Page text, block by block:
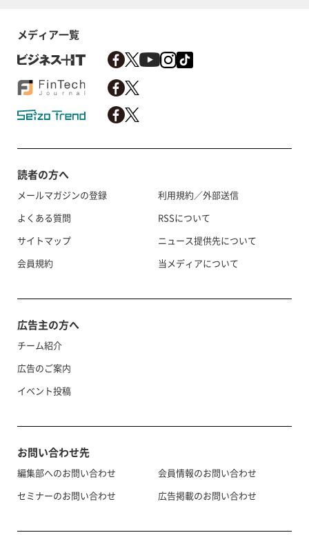
メディア一覧
読者の方へ
メールマガジンの登録
よくある質問
サイトマップ
会員規約
利用規約／外部送信
RSSについて
ニュース提供先について
当メディアについて
広告主の方へ
チーム紹介
広告のご案内
イベント投稿
お問い合わせ先
編集部へのお問い合わせ
セミナーのお問い合わせ
会員情報のお問い合わせ
広告掲載のお問い合わせ